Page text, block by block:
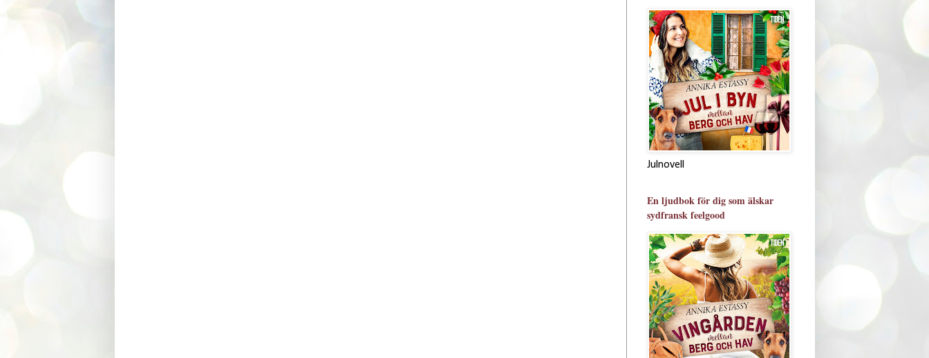
Julnovell
En ljudbok för dig som älskar
sydfransk feelgood